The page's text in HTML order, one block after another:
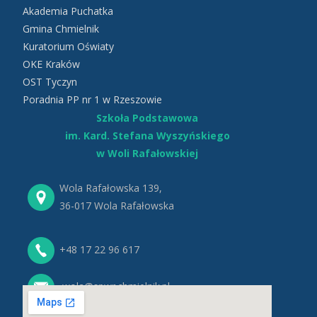
Akademia Puchatka
Gmina Chmielnik
Kuratorium Oświaty
OKE Kraków
OST Tyczyn
Poradnia PP nr 1 w Rzeszowie
Szkoła Podstawowa
im. Kard. Stefana Wyszyńskiego
w Woli Rafałowskiej
Wola Rafałowska 139,
36-017 Wola Rafałowska
+48 17 22 96 617
wola@spwr.chmielnik.pl